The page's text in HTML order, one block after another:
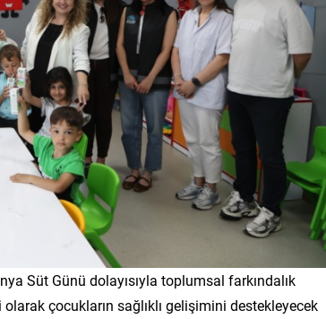
Süt Günü dolayısıyla toplumsal farkındalık
çocukların sağlıklı gelişimini destekleyecek